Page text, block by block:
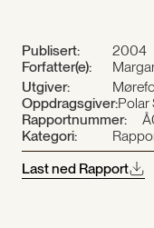
Publisert:
2004
Forfatter(e):
Utgiver:
Oppdragsgiver:Polar
Rapportnummer:
Kategori:
Last ned Rapport